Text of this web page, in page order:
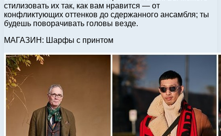
стилизовать их так, как вам нравится — от
конфликтующих оттенков до сдержанного ансамбля; ты
будешь поворачивать головы везде.
МАГАЗИН: Шарфы с принтом